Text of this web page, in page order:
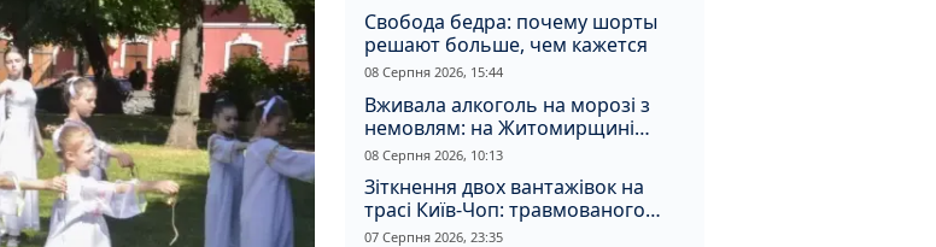
Свобода бедра: почему шорты
решают больше, чем кажется
08 Серпня 2026, 15:44
Вживала алкоголь на морозі з
немовлям: на Житомирщині
засудили матір, через яку дитина
отримала обмороження
08 Серпня 2026, 10:13
Зіткнення двох вантажівок на
трасі Київ-Чоп: травмованого
водія забрали до лікарні
07 Серпня 2026, 23:35